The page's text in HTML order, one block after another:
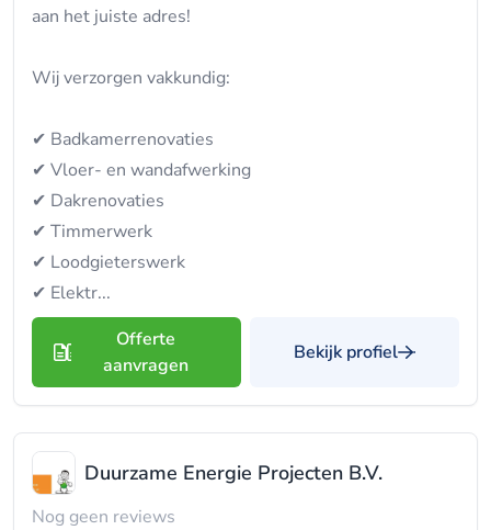
aan het juiste adres!
Wij verzorgen vakkundig:
✔ Badkamerrenovaties
✔ Vloer- en wandafwerking
✔ Dakrenovaties
✔ Timmerwerk
✔ Loodgieterswerk
✔ Elektr...
Offerte
aanvragen
Bekijk profiel
Duurzame Energie Projecten B.V.
Nog geen reviews